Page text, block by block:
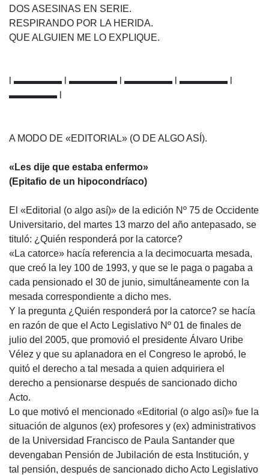
DOS ASESINAS EN SERIE.
RESPIRANDO POR LA HERIDA.
QUE ALGUIEN ME LO EXPLIQUE.
l ▬▬▬▬▬ l ▬▬▬▬▬ l ▬▬▬▬▬ l ▬▬▬▬▬ l
▬▬▬▬▬ l
A MODO DE «EDITORIAL» (O DE ALGO ASÍ).
«Les dije que estaba enfermo»
(Epitafio de un hipocondríaco)
El «Editorial (o algo así)» de la edición Nº 75 de Occidente
Universitario, del martes 13 marzo del año antepasado, se
tituló: ¿Quién responderá por la catorce?
«La catorce» hacía referencia a la decimocuarta mesada,
que creó la ley 100 de 1993, y que se le paga o pagaba a
cada pensionado el 30 de junio, simultáneamente con la
mesada correspondiente a dicho mes.
Y la pregunta ¿Quién responderá por la catorce? se hacía
en razón de que el Acto Legislativo Nº 01 de finales de
julio del 2005, que promovió el presidente Álvaro Uribe
Vélez y que su aplanadora en el Congreso le aprobó, le
quitó el derecho a tal mesada a quien adquiriera el
derecho a pensionarse después de sancionado dicho
Acto.
Lo que motivó el mencionado «Editorial (o algo así)» fue la
situación de algunos (ex) profesores y (ex) administrativos
de la Universidad Francisco de Paula Santander que
devengaban Pensión de Jubilación de esta Institución, y
tal pensión, después de sancionado dicho Acto Legislativo